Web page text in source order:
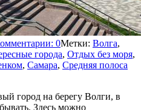
0Метки: Волга,
города, Отдых без моря,
, Самара, Средняя полоса
город на берегу Волги, в
Здесь можно